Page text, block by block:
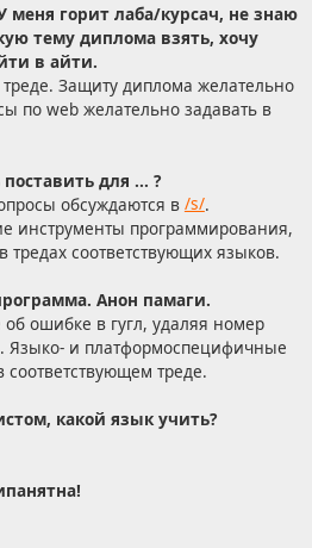
меня горит лаба/курсач, не знаю
тему диплома взять, хочу
в айти.
Защиту диплома желательно
по web желательно задавать в
для ... ?
обсуждаются в /s/.
инструменты программирования,
тредах соответствующих языков.
Анон памаги.
ошибке в гугл, удаляя номер
Языко- и платформоспецифичные
треде.
какой язык учить?